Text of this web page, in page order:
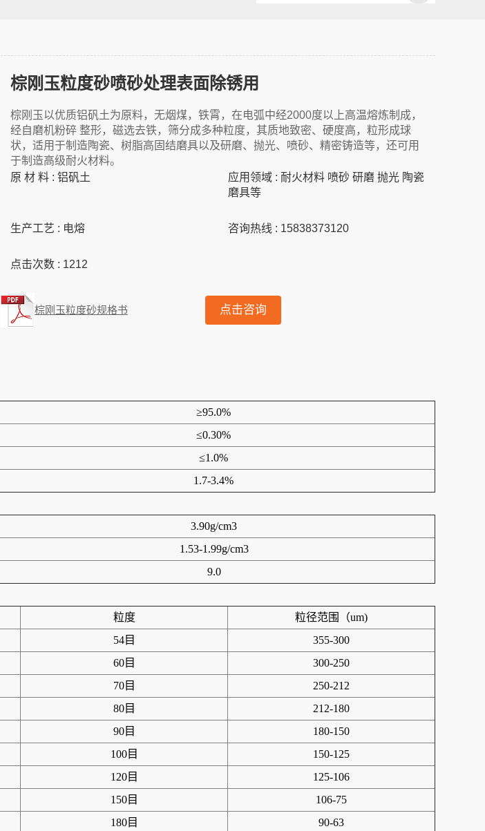
棕刚玉粒度砂喷砂处理表面除锈用
棕刚玉以优质铝矾土为原料，无烟煤，铁霄，在电弧中经2000度以上高温熔炼制成，
经自磨机粉碎 整形，磁选去铁，筛分成多种粒度，其质地致密、硬度高，粒形成球
状，适用于制造陶瓷、树脂高固结磨具以及研磨、抛光、喷砂、精密铸造等，还可用
于制造高级耐火材料。
原 材 料 : 铝矾土
应用领域 : 耐火材料 喷砂 研磨 抛光 陶瓷
磨具等
生产工艺 : 电熔 咨询热线 : 15838373120
点击次数 : 1212
棕刚玉粒度砂规格书 点击咨询
≥95.0%
≤0.30%
≤1.0%
1.7-3.4%
3.90g/cm3
1.53-1.99g/cm3
9.0
粒度
粒径范围（um)
54目
355-300
60目
300-250
70目
250-212
80目
212-180
90目
180-150
100目
150-125
120目
125-106
150目
106-75
180目
90-63